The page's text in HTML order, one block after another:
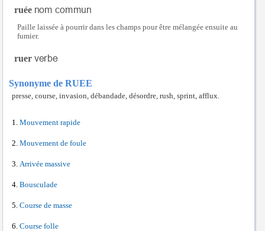
ruée
Paille laissée à pourrir dans les champs pour être mélangée ensuite au
fumier.
ruer
Synonyme de RUEE
presse, course, invasion, débandade, désordre, rush, sprint, afflux.
Mouvement rapide
Mouvement de foule
Arrivée massive
Bousculade
Course de masse
Course folle